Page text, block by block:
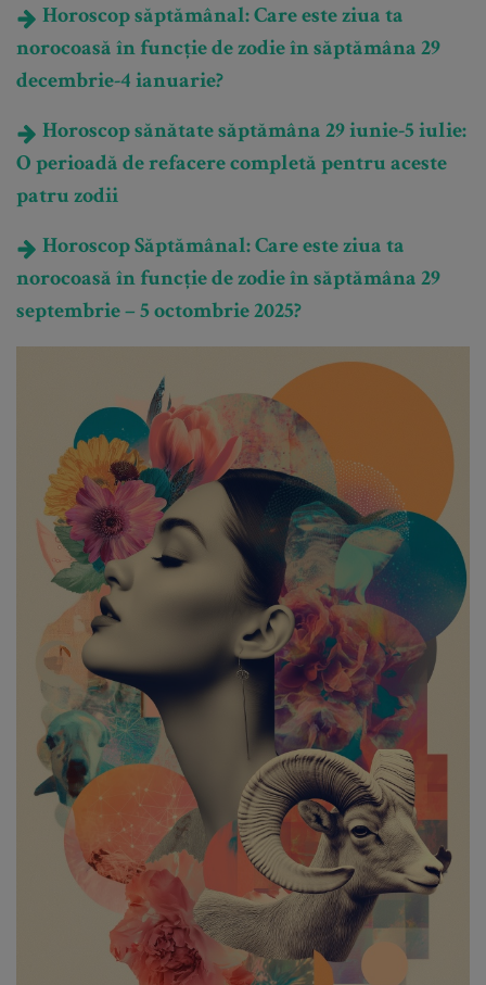
Horoscop săptămânal: Care este ziua ta
norocoasă în funcție de zodie în săptămâna 29
decembrie-4 ianuarie?
Horoscop sănătate săptămâna 29 iunie-5 iulie:
O perioadă de refacere completă pentru aceste
patru zodii
Horoscop Săptămânal: Care este ziua ta
norocoasă în funcție de zodie în săptămâna 29
septembrie – 5 octombrie 2025?